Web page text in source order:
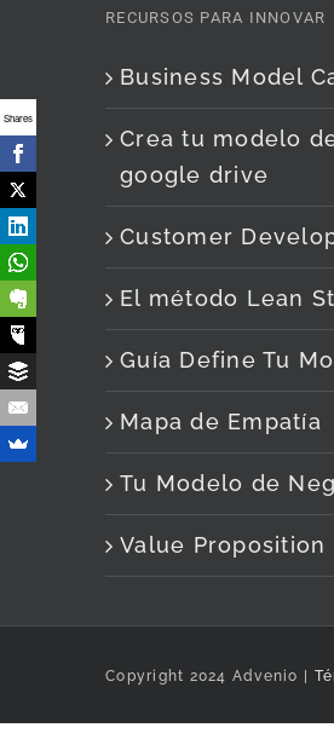
RECURSOS PARA INNOVAR
Business Model
Crea tu modelo
google drive
Customer
El método Lean
Guía Define Tu
Mapa de Empatía
Tu Modelo de
Value Proposition
Copyright 2024 Advenio |
Shares